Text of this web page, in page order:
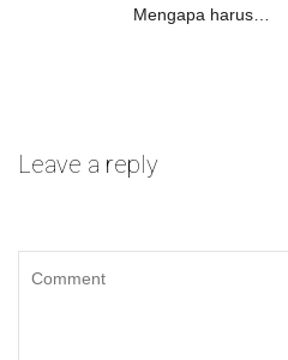
Mengapa harus…
Leave a reply